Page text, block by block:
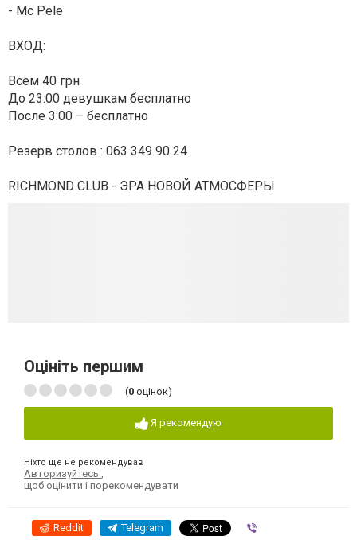
- Mc Pele
ВХОД:
Всем 40 грн
До 23:00 девушкам бесплатно
После 3:00 – бесплатно
Резерв столов : 063 349 90 24
RICHMOND CLUB - ЭРА НОВОЙ АТМОСФЕРЫ
Оцініть першим
(0 оцінок)
Я рекомендую
Ніхто ще не рекомендував
Авторизуйтесь
щоб оцінити і порекомендувати
Reddit Telegram